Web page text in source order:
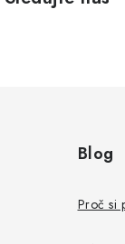
Blog
Proč si